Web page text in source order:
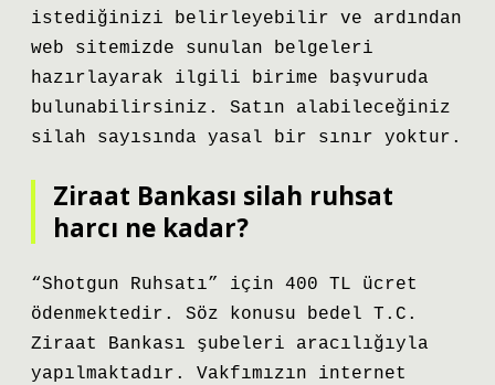
istediğinizi belirleyebilir ve ardından
web sitemizde sunulan belgeleri
hazırlayarak ilgili birime başvuruda
bulunabilirsiniz. Satın alabileceğiniz
silah sayısında yasal bir sınır yoktur.
Ziraat Bankası silah ruhsat
harcı ne kadar?
“Shotgun Ruhsatı” için 400 TL ücret
ödenmektedir. Söz konusu bedel T.C.
Ziraat Bankası şubeleri aracılığıyla
yapılmaktadır. Vakfımızın internet